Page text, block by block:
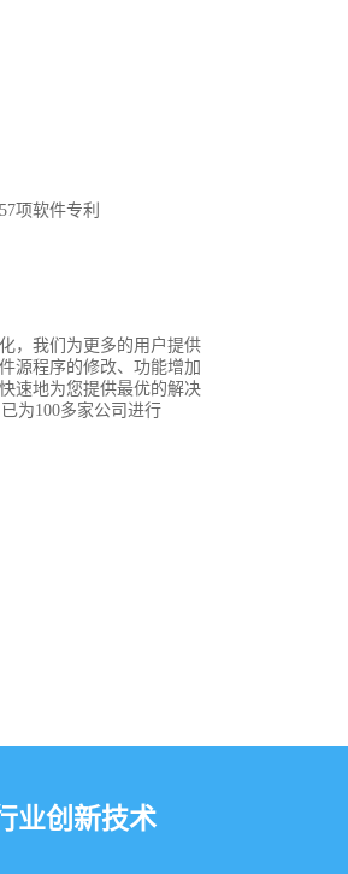
项软件专利
，我们为更多的用户提供
源程序的修改、功能增加
速地为您提供最优的解决
为100多家公司进行
业创新技术